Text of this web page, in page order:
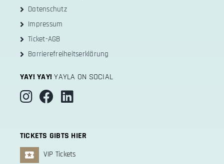
Datenschutz
Impressum
Ticket-AGB
Barrierefreiheitserklärung
YAY! YAY! YAYLA ON SOCIAL
TICKETS GIBTS HIER
VIP Tickets